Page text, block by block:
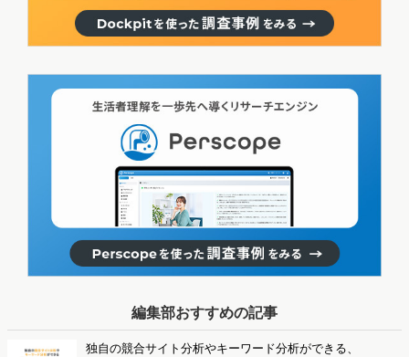
編集部おすすめの記事
独自の競合サイト分析やキーワード分析ができる、